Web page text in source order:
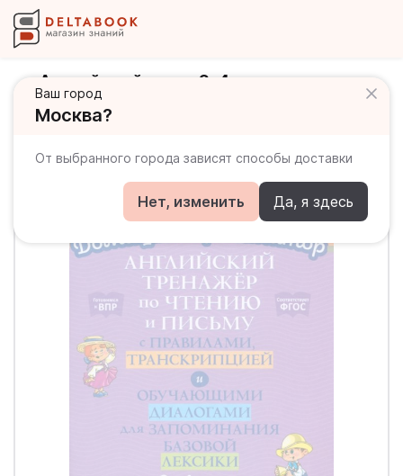
Ваш город
Москва?
От выбранного города зависят способы доставки
Нет, изменить Да, я здесь
Английский язык. 2-4 классы.
Тренажер по чтению и письму с